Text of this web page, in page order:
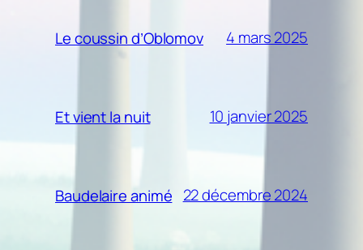
Le coussin d’Oblomov 4 mars 2025
Et vient la nuit 10 janvier 2025
Baudelaire animé 22 décembre 2024